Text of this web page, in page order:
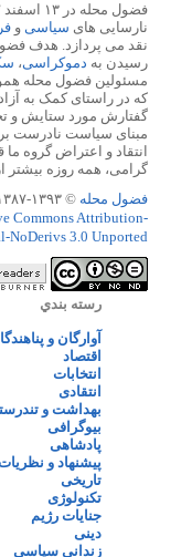
نارسایی های سیاسی و
نقد می پردازد. هدف
رسیدن به دموکراسی،
مسئولین فضول محله
که در راستای کمک به
گفتارش مورد ستایش و
مبنای سیاست نادرست
انتقاد و اعتراض گروه
گرامی، همه روزه بیشتر از ۱۰،۰۰۰ نفر از این سایت دیدن می کنند.
فضول محله © ۱۳۹۳-۱۳۸۷ -
Commons Attribution-
NoDerivs 3.0 Unported
رسته بندي
آوارگان و
اقتصاد
انتخابات
انتقادی
بهداشت و
بیوگرافی
پادشاهی
پیشنهاد و
تاریخی
تکنولوژی
جنایات رژیم
دینی
زندانی سیاسی